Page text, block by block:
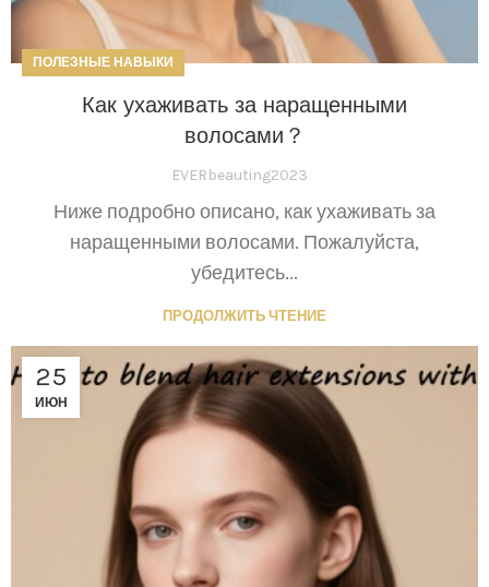
ПОЛЕЗНЫЕ НАВЫКИ
Как ухаживать за наращенными
волосами？
EVERbeauting2023
Ниже подробно описано, как ухаживать за
наращенными волосами. Пожалуйста,
убедитесь...
ПРОДОЛЖИТЬ ЧТЕНИЕ
25
ИЮН